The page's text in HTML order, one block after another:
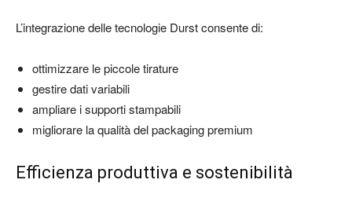
L’integrazione delle tecnologie Durst consente di:
ottimizzare le piccole tirature
gestire dati variabili
ampliare i supporti stampabili
migliorare la qualità del packaging premium
Efficienza produttiva e sostenibilità